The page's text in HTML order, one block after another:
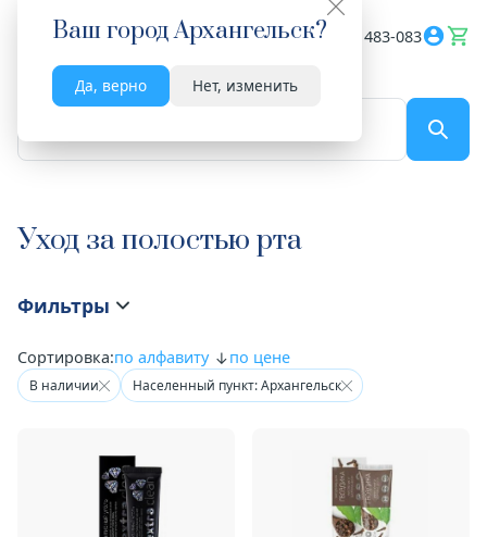
Ваш городАрхангельск?
Да, верно Нет, изменить
Весь сайт 8182 483-083
Уход за полостью рта
Фильтры
Сортировка:по алфавиту по цене
В наличии Населенный пункт: Архангельск